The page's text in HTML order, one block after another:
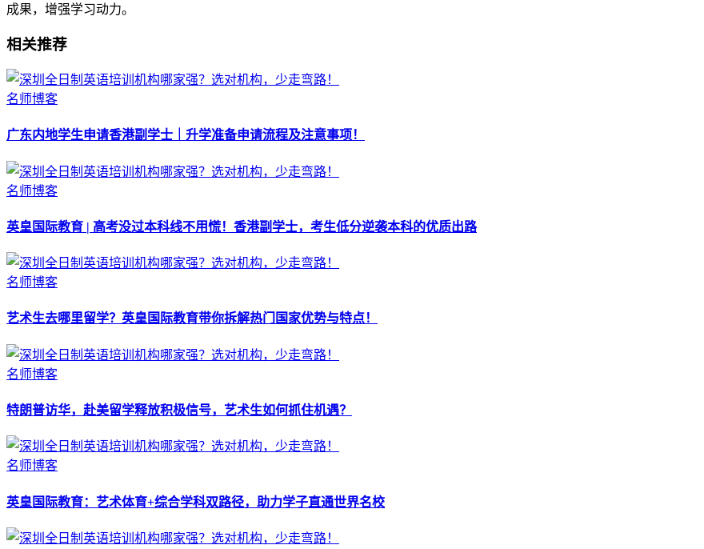
成果，增强学习动力。
相关推荐
名师博客
广东内地学生申请香港副学士｜升学准备申请流程及注意事项！
名师博客
英皇国际教育 | 高考没过本科线不用慌！香港副学士，考生低分逆袭本科的优质出路
名师博客
艺术生去哪里留学？英皇国际教育带你拆解热门国家优势与特点！
名师博客
特朗普访华，赴美留学释放积极信号，艺术生如何抓住机遇？
名师博客
英皇国际教育：艺术体育+综合学科双路径，助力学子直通世界名校